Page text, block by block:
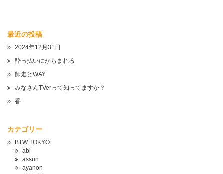
最近の投稿
2024年12月31日
酔っ払いにからまれる
師走とWAY
みなさんTVerって知ってますか？
香
カテゴリー
BTW TOKYO
abi
assun
ayanon